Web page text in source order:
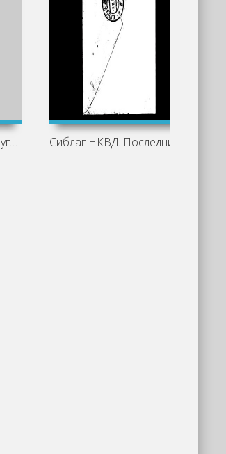
Апология Сократа и другие диалоги